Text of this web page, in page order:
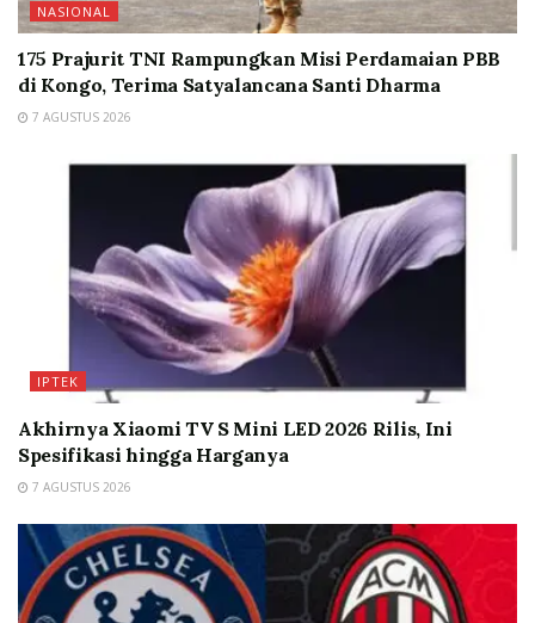
NASIONAL
175 Prajurit TNI Rampungkan Misi Perdamaian PBB
di Kongo, Terima Satyalancana Santi Dharma
7 AGUSTUS 2026
IPTEK
Akhirnya Xiaomi TV S Mini LED 2026 Rilis, Ini
Spesifikasi hingga Harganya
7 AGUSTUS 2026